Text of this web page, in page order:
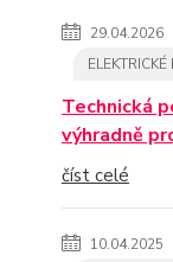
29.04.2026
Technická
výhradně
číst celé
10.04.2025